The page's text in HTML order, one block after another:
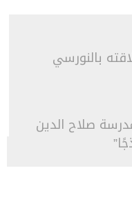
بالنورسي
صلاح الدين